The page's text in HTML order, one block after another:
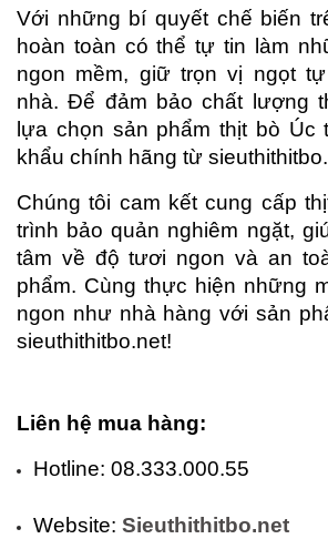
Với những bí quyết chế biến
hoàn toàn có thể tự tin làm
ngon mềm, giữ trọn vị ngọt
nhà. Để đảm bảo chất lượng
lựa chọn sản phẩm thịt bò Úc
khẩu chính hãng từ
Chúng tôi cam kết cung cấp
trình bảo quản nghiêm ngặt,
tâm về độ tươi ngon và an
phẩm. Cùng thực hiện những
ngon như nhà hàng với sản
sieuthithitbo.net!
Liên hệ mua hàng:
Hotline: 08.333.000.55
Website: Sieuthithitbo.net